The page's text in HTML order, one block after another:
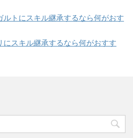
ルトにスキル継承するなら何がおす
にスキル継承するなら何がおすす